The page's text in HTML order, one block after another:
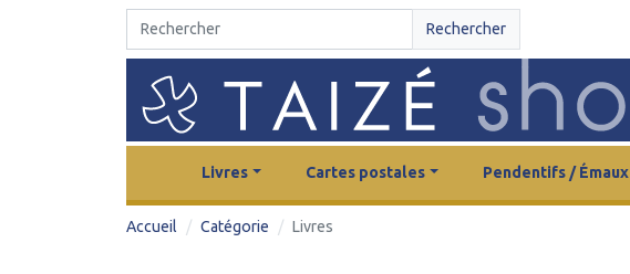
Rechercher
Livres Cartes postales Pendentifs / Émaux
Accueil Catégorie Livres